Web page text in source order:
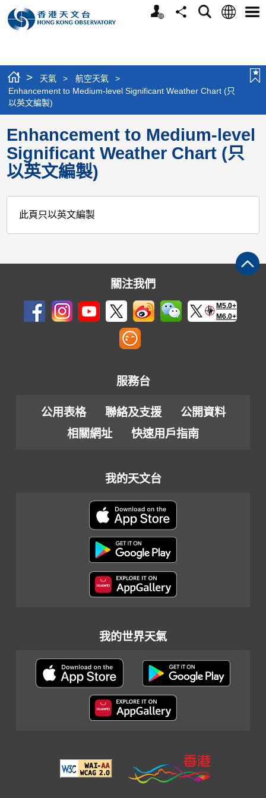
個
分
搜
語
選
> 天氣 > 航空天氣
>
Enhancement to Medium-level Significant Weather Chart (只
以英文編製)
Enhancement to Medium-level
Significant Weather Chart (只
以英文編製)
此頁只以英文編製
關注我們
M5.0+
M6.0+
服務台
公用表格 聯絡及支援
公開資料
相關網址
快速用戶指南
我的天文台
我的世界天氣